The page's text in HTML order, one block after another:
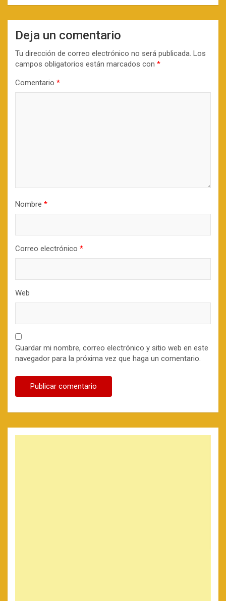
Deja un comentario
Tu dirección de correo electrónico no será publicada. Los
campos obligatorios están marcados con *
Comentario *
Nombre *
Correo electrónico *
Web
Guardar mi nombre, correo electrónico y sitio web en este
navegador para la próxima vez que haga un comentario.